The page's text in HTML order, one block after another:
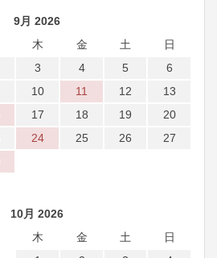
9月 2026
木 金 土
日
3 4 5
6
10 11 12
13
17 18 19
20
24 25 26
27
10月 2026
木 金 土
日